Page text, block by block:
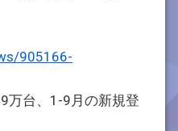
905166-
万台、1-9月の新規登